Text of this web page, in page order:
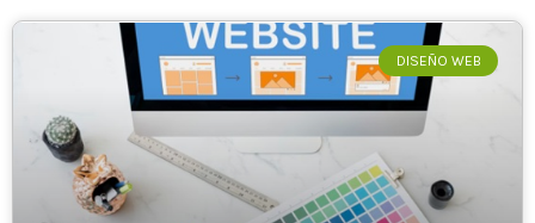
DISEÑO WEB